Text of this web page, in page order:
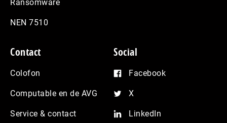
Ransomware
NEN 7510
Contact
Colofon
Computable en de AVG
Service & contact
Social
Facebook
X
LinkedIn